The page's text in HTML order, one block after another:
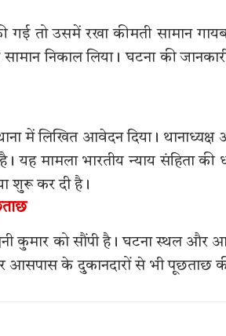
तो उसमें रखा कीमती सामान
निकाल लिया। घटना की
में लिखित आवेदन दिया।
यह मामला भारतीय न्याय संहिता
शुरू कर दी है।
कुमार को सौंपी है। घटना स्थल
के दुकानदारों से भी पूछताछ की